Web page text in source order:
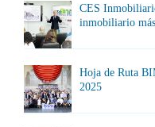
CES
inmobiliario
Hoja de Ruta
2025